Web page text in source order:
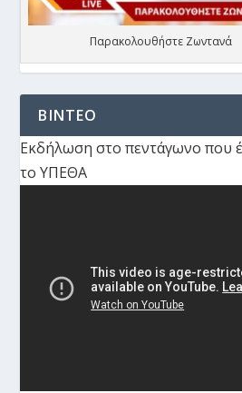
Παρακολουθήστε Ζωντανά
ΒΙΝΤΕΟ
Εκδήλωση στο πεντάγωνο που
το ΥΠΕΘΑ